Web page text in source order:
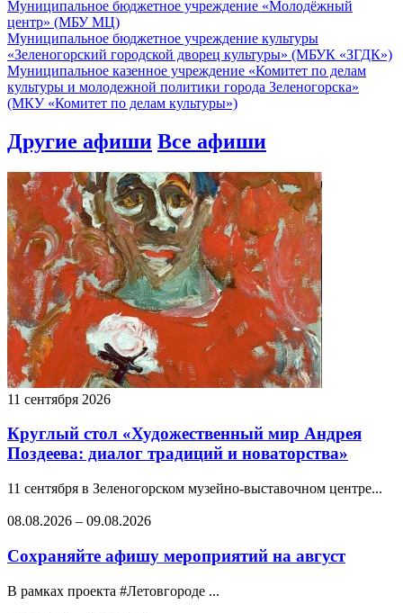
Муниципальное бюджетное учреждение «Молодёжный
центр» (МБУ МЦ)
Муниципальное бюджетное учреждение культуры
«Зеленогорский городской дворец культуры» (МБУК «ЗГДК»)
Муниципальное казенное учреждение «Комитет по делам
культуры и молодежной политики города Зеленогорска»
(МКУ «Комитет по делам культуры»)
Другие афиши Все афиши
11 сентября 2026
Круглый стол «Художественный мир Андрея
Поздеева: диалог традиций и новаторства»
11 сентября в Зеленогорском музейно-выставочном центре...
08.08.2026 – 09.08.2026
Сохраняйте афишу мероприятий на август
В рамках проекта #Летовгороде ...